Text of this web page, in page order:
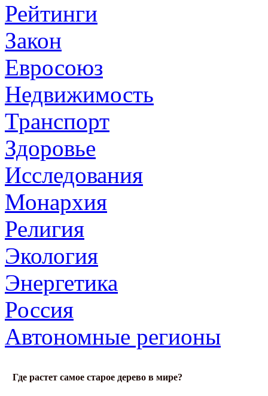
Рейтинги
Закон
Евросоюз
Недвижимость
Транспорт
Здоровье
Исследования
Монархия
Религия
Экология
Энергетика
Россия
Автономные регионы
Где растет самое старое дерево в мире?